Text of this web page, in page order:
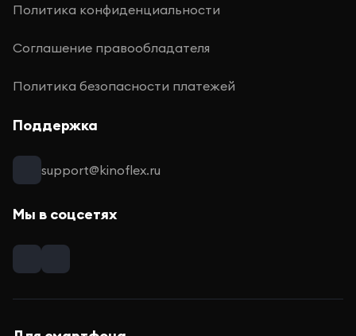
Политика конфиденциальности
Соглашение правообладателя
Политика безопасности платежей
Поддержка
support@kinoflex.ru
Мы в соцсетях